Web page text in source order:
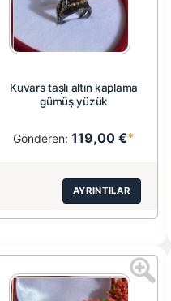
Kuvars taşlı altın kaplama
gümüş yüzük
Gönderen:119,00 €*
AYRINTILAR